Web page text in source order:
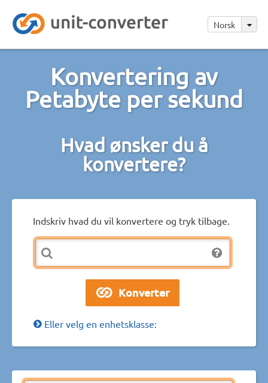
Norsk
Konvertering av
Petabyte per sekund
Hvad ønsker du å
konvertere?
Indskriv hvad du vil konvertere og tryk tilbage.
Eller velg en enhetsklasse: